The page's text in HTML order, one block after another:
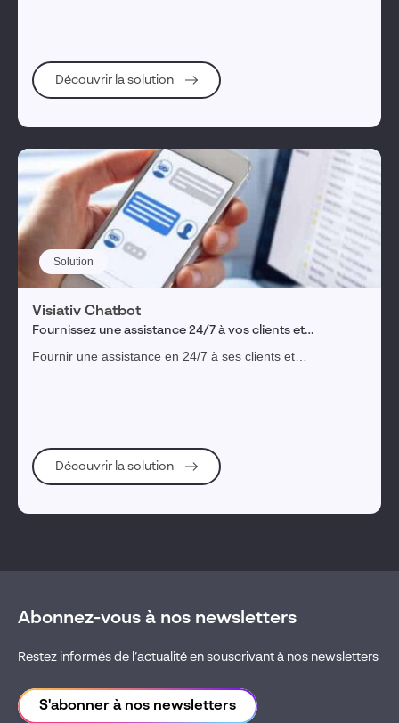
Réinitialiser les filtres
1tag(s) sélectionné(s)
Valider ma sélection
Découvrir la solution
Solution
Visiativ Chatbot
Fournissez une assistance 24/7 à vos clients et
collaborateurs
Fournir une assistance en 24/7 à ses clients et
Découvrir la solution
Abonnez-vous à nos newsletters
Restez informés de l’actualité en souscrivant à nos newsletters
S'abonner à nos newsletters